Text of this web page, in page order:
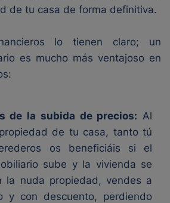
de tu casa de forma definitiva.
lo tienen claro; un
es mucho más ventajoso en
de la subida de precios: Al
de tu casa, tanto tú
os beneficiáis si el
sube y la vivienda se
la nuda propiedad, vendes a
y con descuento, perdiendo